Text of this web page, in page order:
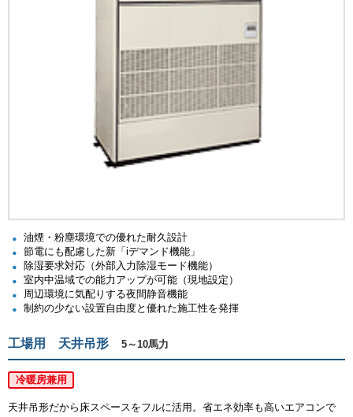
油煙・粉塵環境での優れた耐久設計
節電にも配慮した新「iデマンド機能」
除湿要求対応（外部入力除湿モード機能）
室内中温域での能力アップが可能（現地設定）
周辺環境に気配りする夜間静音機能
制約の少ない設置自由度と優れた施工性を発揮
工場用 天井吊形 5～10馬力
冷暖房兼用
天井吊形だから床スペースをフルに活用。省エネ効率も高いエアコンで